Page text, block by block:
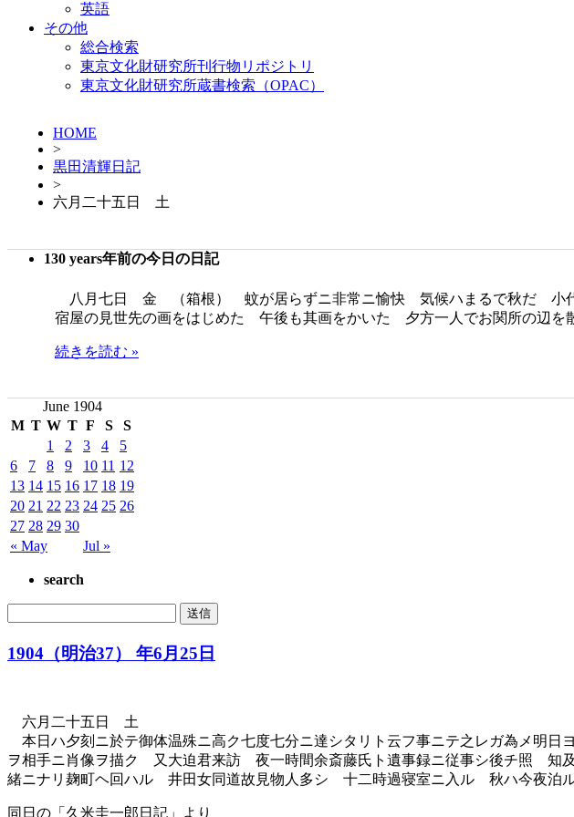
英語
その他
総合検索
東京文化財研究所刊行物リポジトリ
東京文化財研究所蔵書検索（OPAC）
HOME
>
黒田清輝日記
>
六月二十五日 土
130 years年前の今日の日記
八月七日 金 （箱根） 蚊が居らずニ非常ニ愉快 気候ハまるで秋だ 小代
宿屋の見世先の画をはじめた 午後も其画をかいた 夕方一人でお関所の辺
続きを読む »
June 1904
M T W T F S S
« May Jul »
1 2 3 4
5
6
7 8 9 10 11 12
13 14 15 16 17 18 19
20 21 22 23 24 25 26
27 28 29 30
search
1904（明治37） 年6月25日
六月二十五日 土
本日ハ夕刻ニ於テ御体温殊ニ高ク七度七分ニ達シタリト云フ事ニテ之レガ為メ明
ヲ相手ニ肖像ヲ描ク 又大迫君来訪 夜一時間余斎藤氏ト遺事録ニ従事シ後チ照 知
緒ニナリ麹町ヘ回ハル 井田女同道故見物人多シ 十二時過寝室ニ入ル 秋ハ今夜泊
同日の「久米圭一郎日記」より